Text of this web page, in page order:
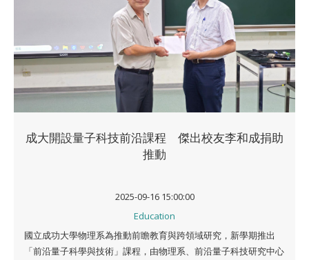
成大開設量子科技前沿課程 傑出校友李和成捐助
推動
2025-09-16 15:00:00
Education
國立成功大學物理系為推動前瞻教育與跨領域研究，新學期推出
「前沿量子科學與技術」課程，由物理系、前沿量子科技研究中心